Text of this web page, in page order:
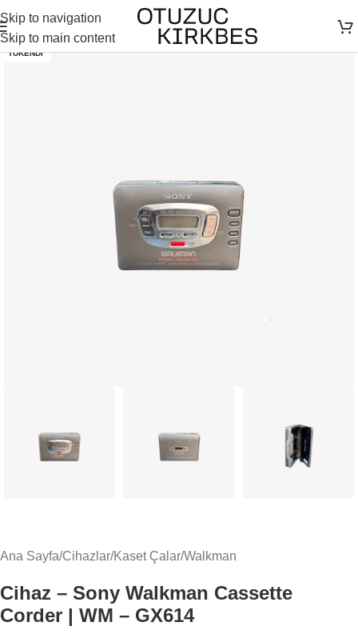
Skip to navigation
Skip to main content
TÜKENDI
Ana Sayfa/Cihazlar/Kaset Çalar/Walkman
Cihaz – Sony Walkman Cassette
Corder | WM – GX614